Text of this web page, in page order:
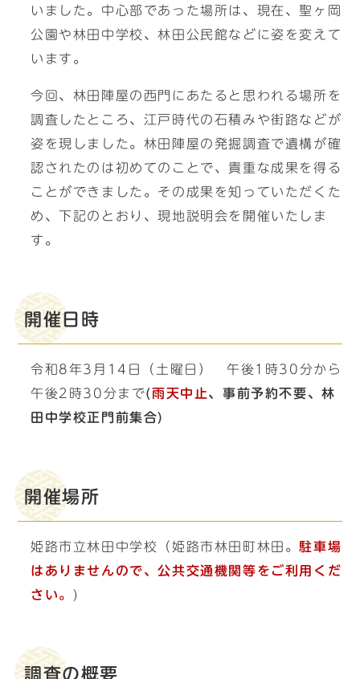
いました。中心部であった場所は、現在、聖ヶ岡
公園や林田中学校、林田公民館などに姿を変えて
います。
今回、林田陣屋の西門にあたると思われる場所を
調査したところ、江戸時代の石積みや街路などが
姿を現しました。林田陣屋の発掘調査で遺構が確
認されたのは初めてのことで、貴重な成果を得る
ことができました。その成果を知っていただくた
め、下記のとおり、現地説明会を開催いたしま
す。
開催日時
令和8年3月14日（土曜日） 午後1時30分から
午後2時30分まで(雨天中止、事前予約不要、林
田中学校正門前集合)
開催場所
姫路市立林田中学校（姫路市林田町林田。駐車場
はありませんので、公共交通機関等をご利用くだ
さい。 )
調査の概要